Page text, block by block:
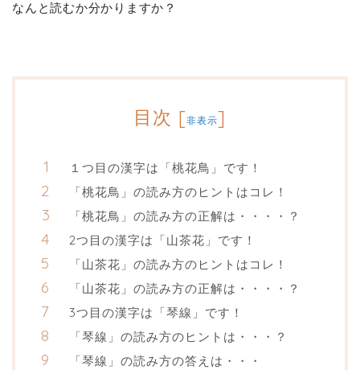
なんと読むか分かりますか？
目次 [非表示]
１つ目の漢字は「桃花鳥」です！
「桃花鳥」の読み方のヒントはコレ！
「桃花鳥」の読み方の正解は・・・・？
2つ目の漢字は「山茶花」です！
「山茶花」の読み方のヒントはコレ！
「山茶花」の読み方の正解は・・・・？
3つ目の漢字は「琴線」です！
「琴線」の読み方のヒントは・・・？
「琴線」の読み方の答えは・・・